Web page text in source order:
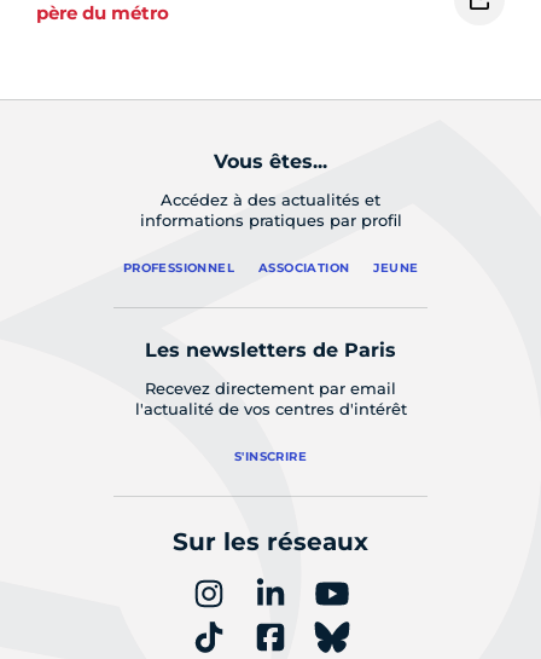
père du métro
Vous êtes...
Accédez à des actualités et
informations pratiques par profil
PROFESSIONNEL ASSOCIATION JEUNE
Les newsletters de Paris
Recevez directement par email
l'actualité de vos centres d'intérêt
S'INSCRIRE
Sur les réseaux